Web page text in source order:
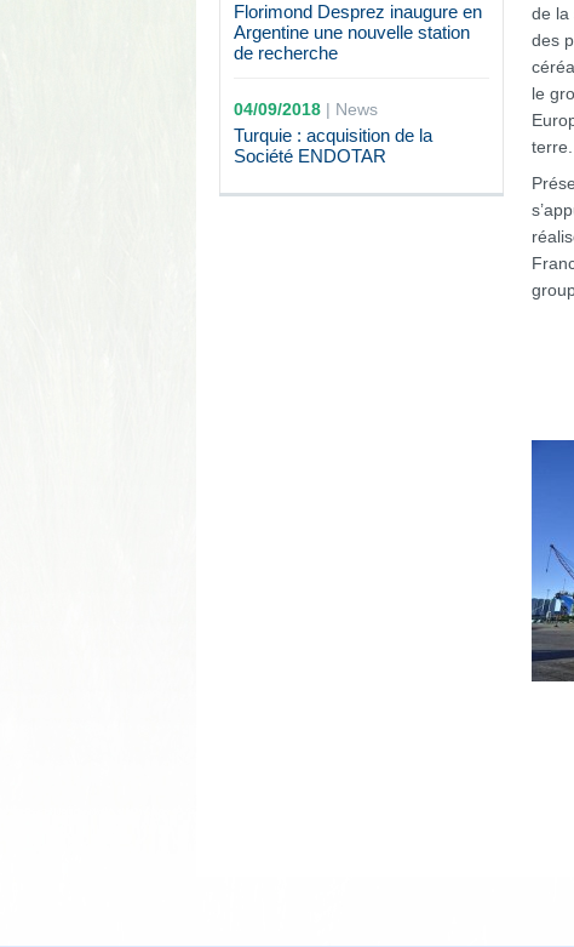
Florimond Desprez inaugure en
Argentine une nouvelle station
de recherche
04/09/2018| News
Turquie : acquisition de la
Société ENDOTAR
de la
des
le
terre.